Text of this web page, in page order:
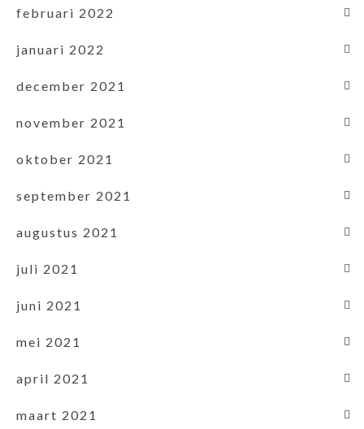
februari 2022
januari 2022
december 2021
november 2021
oktober 2021
september 2021
augustus 2021
juli 2021
juni 2021
mei 2021
april 2021
maart 2021